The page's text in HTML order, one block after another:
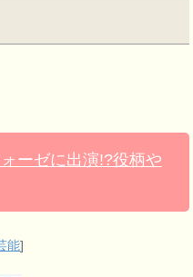
ーゼに出演!?役柄や
能]